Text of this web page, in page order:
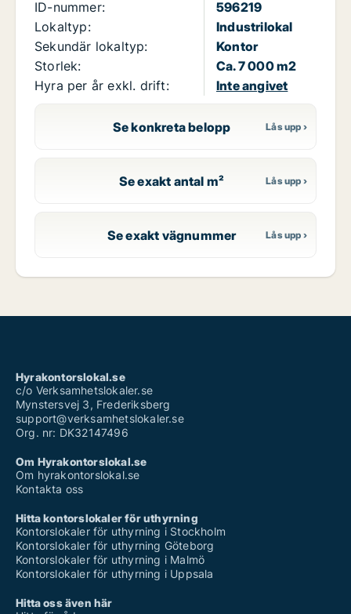
ID-nummer:
596219
Lokaltyp:
Industrilokal
Sekundär lokaltyp:
Kontor
Storlek:
Ca. 7 000 m2
Hyra per år exkl. drift:
Inte angivet
Se konkreta belopp
Se exakt antal m²
Se exakt vägnummer
Hyrakontorslokal.se
c/o Verksamhetslokaler.se
Mynstersvej 3, Frederiksberg
support@verksamhetslokaler.se
Org. nr: DK32147496
Om Hyrakontorslokal.se
Om hyrakontorslokal.se
Kontakta oss
Hitta kontorslokaler för uthyrning
Kontorslokaler för uthyrning i Stockholm
Kontorslokaler för uthyrning Göteborg
Kontorslokaler för uthyrning i Malmö
Kontorslokaler för uthyrning i Uppsala
Hitta oss även här